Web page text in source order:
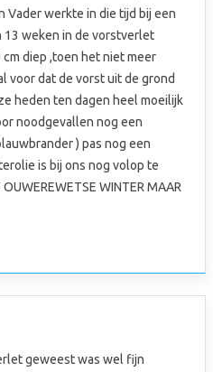
Vader werkte in die tijd bij een
weken in de vorstverlet
diep ,toen het niet meer
voor dat de vorst uit de grond
heden ten dagen heel moeilijk
noodgevallen nog een
) pas nog een
is bij ons nog volop te
WINTER MAAR
geweest was wel fijn